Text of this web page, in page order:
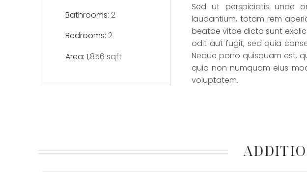
Bathrooms: 2
Bedrooms: 2
Area: 1,856 sqft
Sed ut perspiciatis unde
laudantium, totam rem
beatae vitae dicta sunt
odit aut fugit, sed quia
Neque porro quisquam est,
quia non numquam eius
voluptatem.